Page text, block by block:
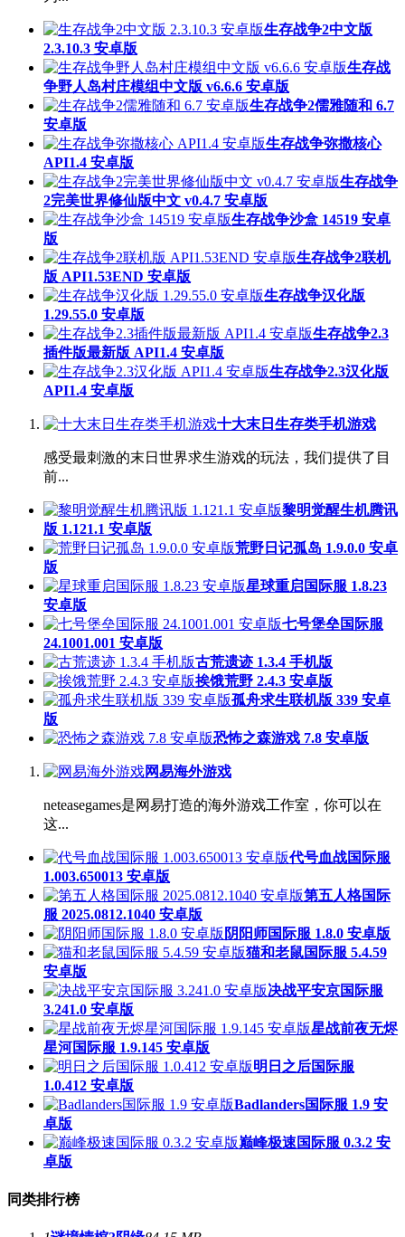
生存战争2中文版
2.3.10.3 安卓版
生存战
争野人岛村庄模组中文版 v6.6.6 安卓版
生存战争2儒雅随和 6.7
安卓版
生存战争弥撒核心
API1.4 安卓版
生存战争
2完美世界修仙版中文 v0.4.7 安卓版
生存战争沙盒 14519 安卓
版
生存战争2联机
版 API1.53END 安卓版
生存战争汉化版
1.29.55.0 安卓版
生存战争2.3
插件版最新版 API1.4 安卓版
生存战争2.3汉化版
API1.4 安卓版
十大末日生存类手机游戏
感受最刺激的末日世界求生游戏的玩法，我们提供了目
前...
黎明觉醒生机腾讯
版 1.121.1 安卓版
荒野日记孤岛 1.9.0.0 安卓
版
星球重启国际服 1.8.23
安卓版
七号堡垒国际服
24.1001.001 安卓版
古荒遗迹 1.3.4 手机版
挨饿荒野 2.4.3 安卓版
孤舟求生联机版 339 安卓
版
恐怖之森游戏 7.8 安卓版
网易海外游戏
neteasegames是网易打造的海外游戏工作室，你可以在
这...
代号血战国际服
1.003.650013 安卓版
第五人格国际
服 2025.0812.1040 安卓版
阴阳师国际服 1.8.0 安卓版
猫和老鼠国际服 5.4.59
安卓版
决战平安京国际服
3.241.0 安卓版
星战前夜无烬
星河国际服 1.9.145 安卓版
明日之后国际服
1.0.412 安卓版
Badlanders国际服 1.9 安
卓版
巅峰极速国际服 0.3.2 安
卓版
同类排行榜